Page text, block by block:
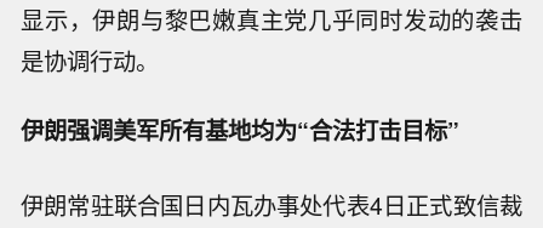
显示，伊朗与黎巴嫩真主党几乎同时发动的袭击
是协调行动。
伊朗强调美军所有基地均为“合法打击目标”
伊朗常驻联合国日内瓦办事处代表4日正式致信裁